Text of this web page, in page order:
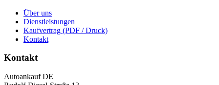
Über uns
Dienstleistungen
Kaufvertrag (PDF / Druck)
Kontakt
Kontakt
Autoankauf DE